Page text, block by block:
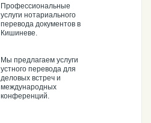
Профессиональные
услуги нотариального
перевода документов в
Кишиневе.
Мы предлагаем услуги
устного перевода для
деловых встреч и
международных
конференций.